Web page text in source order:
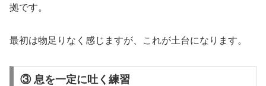
拠です。
最初は物足りなく感じますが、これが土台になります。
③ 息を一定に吐く練習